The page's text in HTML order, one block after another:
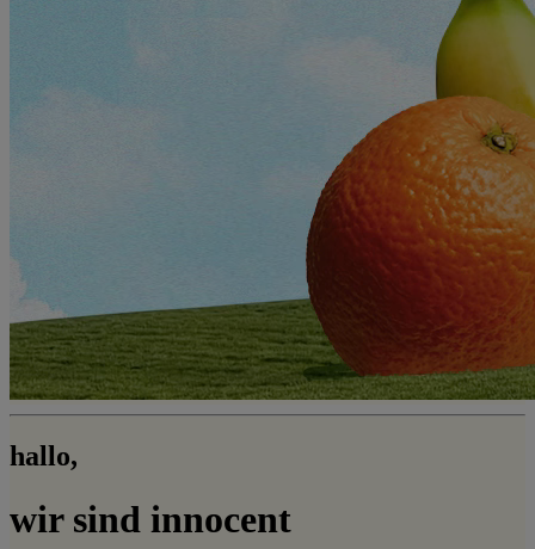
hallo,
wir sind innocent